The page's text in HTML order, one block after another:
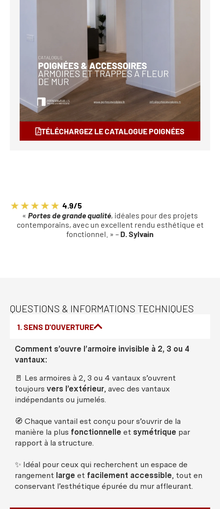
TÉLÉCHARGEZ LE CATALOGUE POIGNÉES
4.9/5
« Portes de grande qualité, idéales pour des projets
contemporains, avec un excellent rendu esthétique et
fonctionnel. » – D. Sylvain
QUESTIONS & INFORMATIONS TECHNIQUES
1. SENS D'OUVERTURE
Comment s’ouvre l’armoire invisible à 2, 3 ou 4
vantaux:
🚪 Les armoires à 2, 3 ou 4 vantaux s’ouvrent
toujours vers l’extérieur, avec des vantaux
indépendants ou jumelés.
🧭 Chaque vantail est conçu pour s’ouvrir de la
manière la plus fonctionnelle et symétrique par
rapport à la structure.
✨ Idéal pour ceux qui recherchent un espace de
rangement large et facilement accessible, tout en
conservant l’esthétique épurée du mur affleurant.